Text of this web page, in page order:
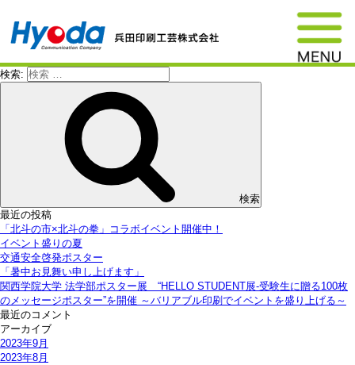
検索:
検索
最近の投稿
「北斗の市×北斗の拳」コラボイベント開催中！
イベント盛りの夏
交通安全啓発ポスター
「暑中お見舞い申し上げます」
関西学院大学 法学部ポスター展 “HELLO STUDENT展-受験生に贈る100枚
のメッセージポスター”を開催 ～バリアブル印刷でイベントを盛り上げる～
最近のコメント
アーカイブ
2023年9月
2023年8月